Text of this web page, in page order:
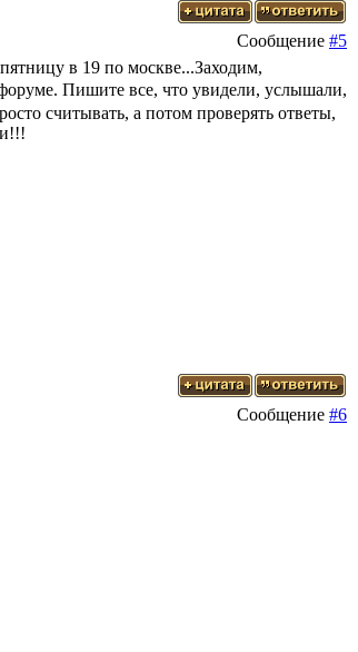
Сообщение #5
в 19 по москве...Заходим,
Пишите все, что увидели, услышали,
считывать, а потом проверять ответы,
Сообщение #6